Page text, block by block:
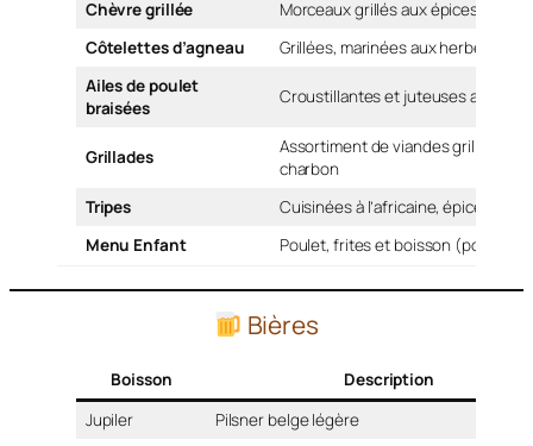
Chèvre grillée
Morceaux grillés aux épices
Côtelettes d’agneau
Grillées, marinées aux herbes et
Ailes de poulet
braisées
Croustillantes et juteuses au feu
Grillades
Assortiment de viandes grillées au
charbon
Tripes
Cuisinées à l’africaine, épices et
Menu Enfant
Poulet, frites et boisson (portion
Bières
Boisson
Description
Jupiler
Pilsner belge légère